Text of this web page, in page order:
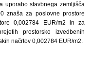
uporabo stavbnega zemljišča
znaša za poslovne prostore
0,002784 EUR/m2 in za
prostorsko izvedbenih
načrtov 0,002784 EUR/m2.